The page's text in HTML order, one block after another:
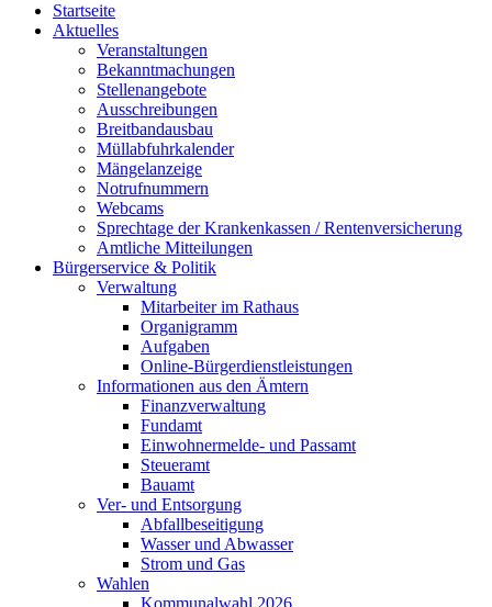
Startseite
Aktuelles
Veranstaltungen
Bekanntmachungen
Stellenangebote
Ausschreibungen
Breitbandausbau
Müllabfuhrkalender
Mängelanzeige
Notrufnummern
Webcams
Sprechtage der Krankenkassen / Rentenversicherung
Amtliche Mitteilungen
Bürgerservice & Politik
Verwaltung
Mitarbeiter im Rathaus
Organigramm
Aufgaben
Online-Bürgerdienstleistungen
Informationen aus den Ämtern
Finanzverwaltung
Fundamt
Einwohnermelde- und Passamt
Steueramt
Bauamt
Ver- und Entsorgung
Abfallbeseitigung
Wasser und Abwasser
Strom und Gas
Wahlen
Kommunalwahl 2026